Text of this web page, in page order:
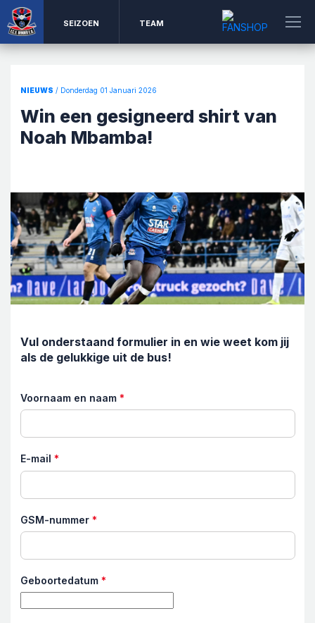
SEIZOEN TEAM
NIEUWS / Donderdag 01 Januari 2026
Win een gesigneerd shirt van
Noah Mbamba!
Vul onderstaand formulier in en wie weet kom jij
als de gelukkige uit de bus!
Voornaam en naam *
E-mail *
GSM-nummer *
Geboortedatum *